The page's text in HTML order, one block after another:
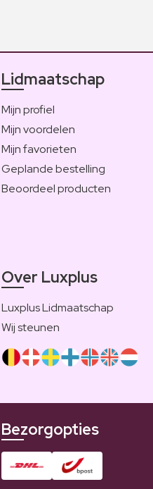
Lidmaatschap
Mijn profiel
Mijn voordelen
Mijn favorieten
Geplande bestelling
Beoordeel producten
Over Luxplus
Luxplus Lidmaatschap
Wij steunen
Bezorgopties